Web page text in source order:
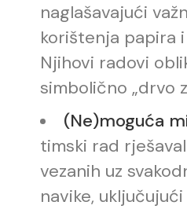
naglašavajući
korištenja papira
Njihovi radovi
simbolično „drvo
(Ne)moguća
timski rad
vezanih uz
navike,